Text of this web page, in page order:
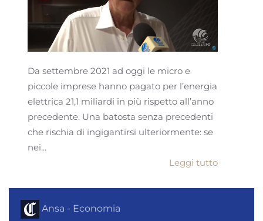
Da settembre 2021 ad oggi le micro e
piccole imprese hanno pagato per l’energia
elettrica 21,1 miliardi in più rispetto all’anno
precedente. Una batosta senza precedenti
che rischia di ingigantirsi ulteriormente: se
nei...
Leggi tutto
Ansa - Economia